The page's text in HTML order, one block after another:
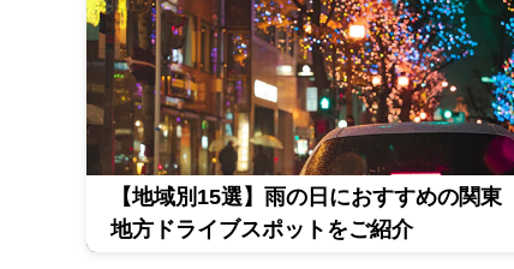
【地域別15選】雨の日におすすめの関東
地方ドライブスポットをご紹介